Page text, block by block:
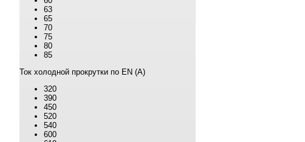
63
65
70
75
80
85
Ток холодной прокрутки по EN (А)
320
390
450
520
540
600